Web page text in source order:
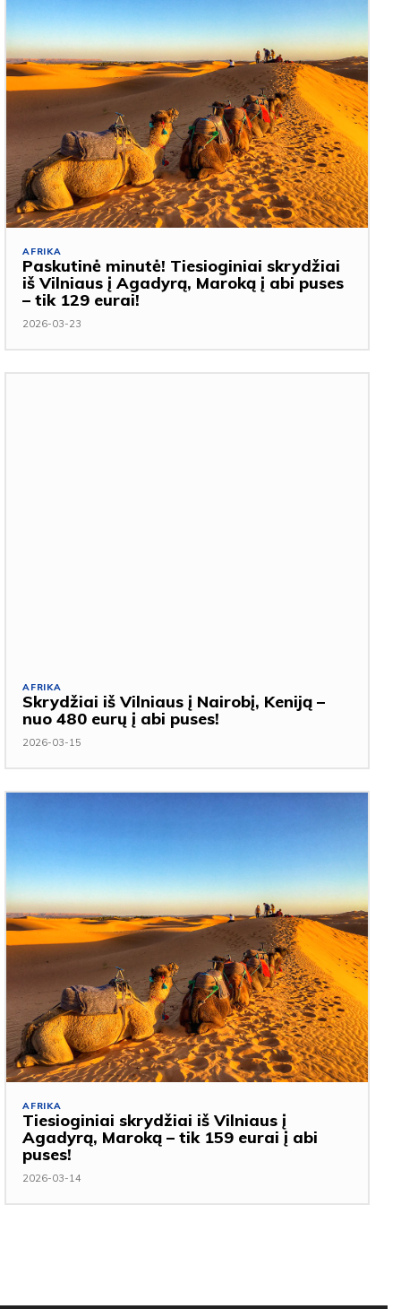
AFRIKA
Paskutinė minutė! Tiesioginiai skrydžiai
iš Vilniaus į Agadyrą, Maroką į abi puses
– tik 129 eurai!
2026-03-23
AFRIKA
Skrydžiai iš Vilniaus į Nairobį, Keniją –
nuo 480 eurų į abi puses!
2026-03-15
AFRIKA
Tiesioginiai skrydžiai iš Vilniaus į
Agadyrą, Maroką – tik 159 eurai į abi
puses!
2026-03-14